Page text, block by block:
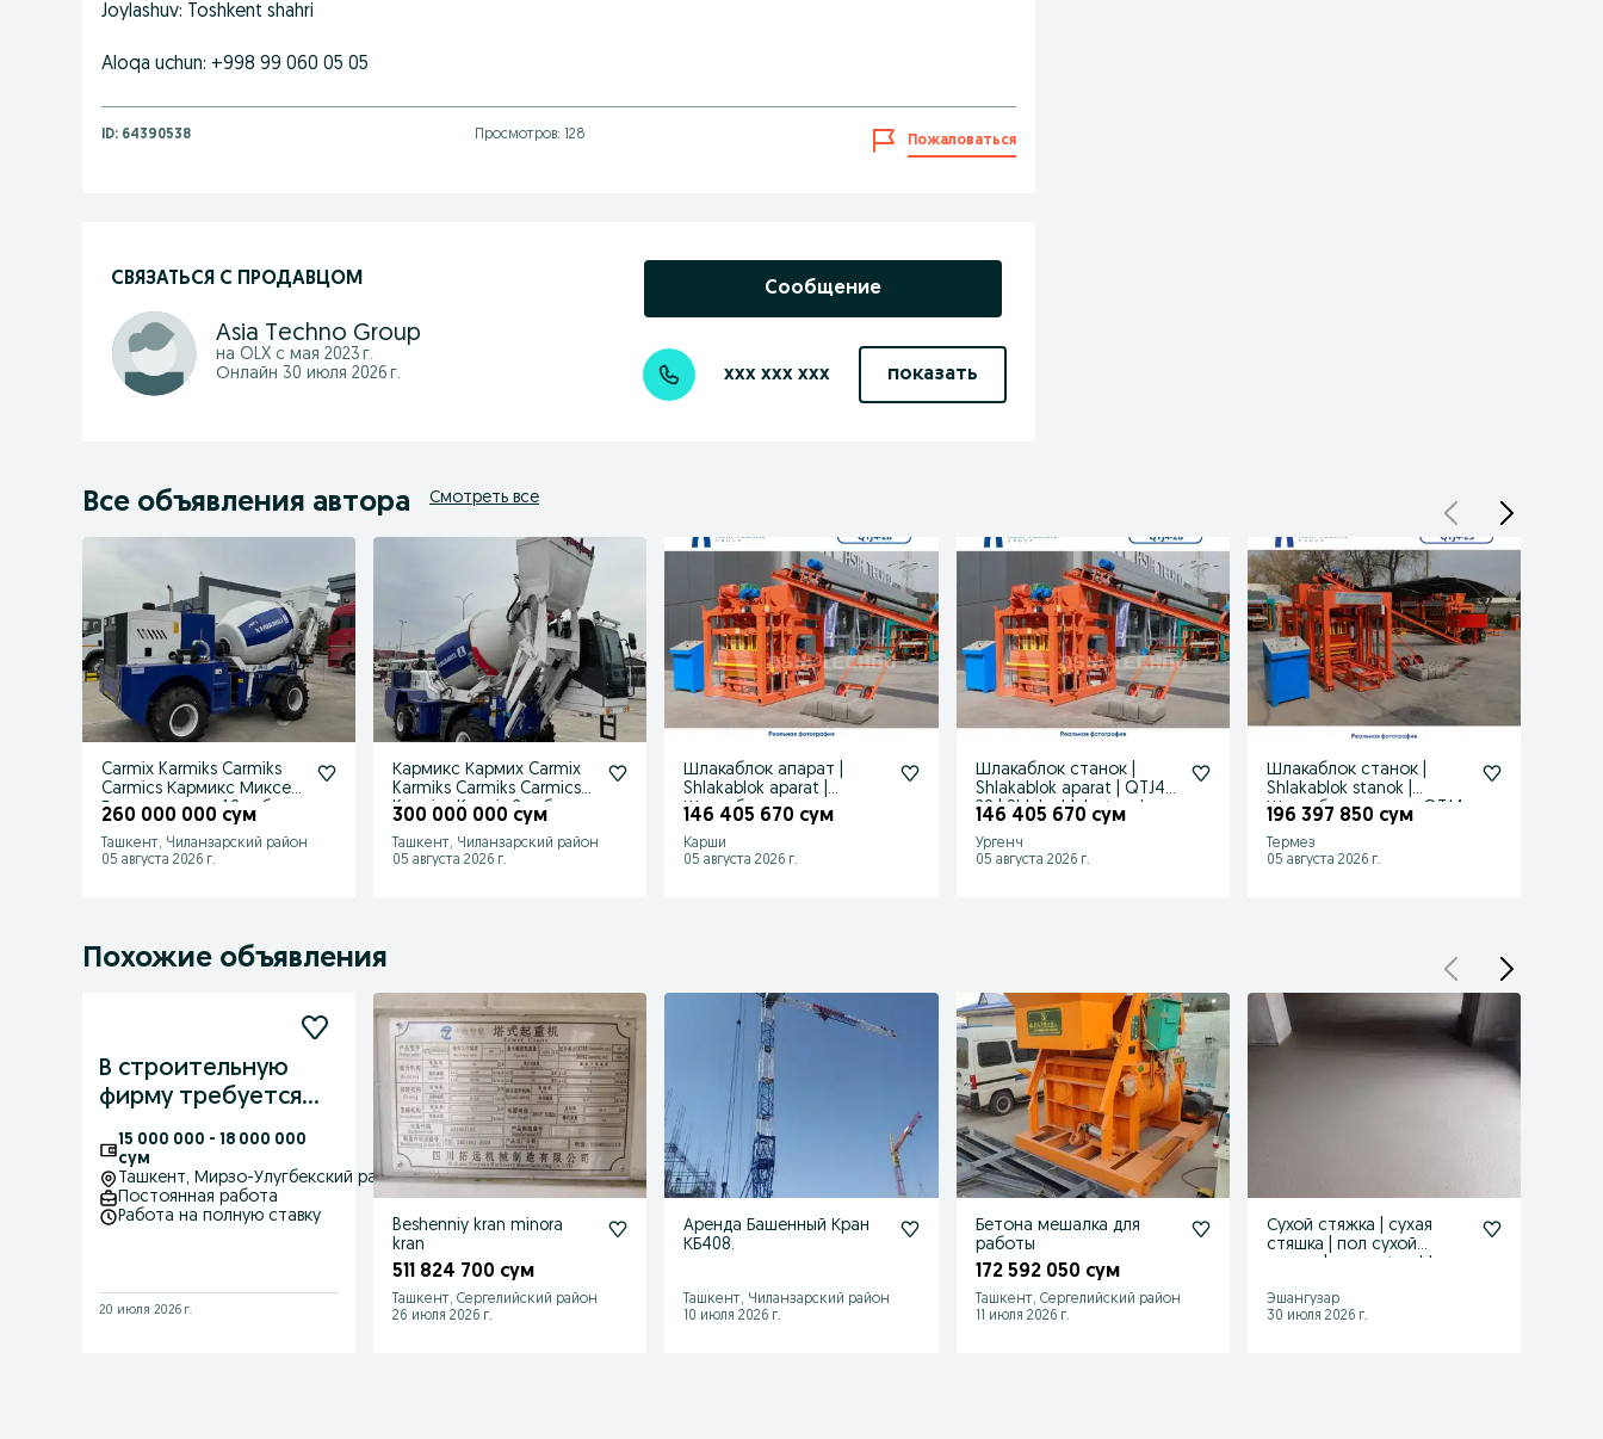
Joylashuv: Toshkent shahri
Aloqa uchun: +998 99 060 05 05
ID: 64390538 Просмотров: 128 Пожаловаться
СВЯЗАТЬСЯ С ПРОДАВЦОМ
Asia Techno Group
на OLX с мая 2023 г.
Онлайн 30 июля 2026 г.
Сообщение
xxx xxx xxx показать
Все объявления автора Смотреть все
Carmix Karmiks Carmiks
Carmics Кармикс Миксер
Бетономиксер 1,2 куб
260 000 000 сум
Ташкент, Чиланзарский район
05 августа 2026 г.
Кармикс Кармих Carmix
Karmiks Carmiks Carmics
Karmics Karmix 2 куб
300 000 000 сум
Ташкент, Чиланзарский район
05 августа 2026 г.
Шлакаблок апарат |
Shlakablok aparat |
Шлакаблок аппарат
146 405 670 сум
Карши
05 августа 2026 г.
Шлакаблок станок |
Shlakablok aparat | QTJ4-
28 | Shlaka blok stanok
146 405 670 сум
Ургенч
05 августа 2026 г.
Шлакаблок станок |
Shlakablok stanok |
Шлакаблок апарат QTJ4-
196 397 850 сум
Термез
05 августа 2026 г.
Похожие объявления
В строительную
фирму требуется
15 000 000 - 18 000 000
сум
Ташкент, Мирзо-Улугбекский район
Постоянная работа
Работа на полную ставку
20 июля 2026 г.
Beshenniy kran minora
kran
511 824 700 сум
Ташкент, Сергелийский район
26 июля 2026 г.
Аренда Башенный Кран
КБ408.
Ташкент, Чиланзарский район
10 июля 2026 г.
Бетона мешалка для
работы
172 592 050 сум
Ташкент, Сергелийский район
11 июля 2026 г.
Сухой стяжка | сухая
стяшка | пол сухой
Эшангузар
30 июля 2026 г.